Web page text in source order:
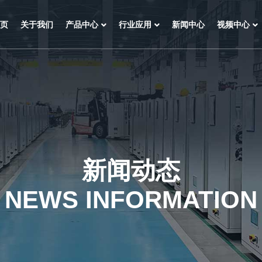
关于我们 产品中心 行业应用 新闻中心 视频中心
新闻动态
NEWS INFORMATION